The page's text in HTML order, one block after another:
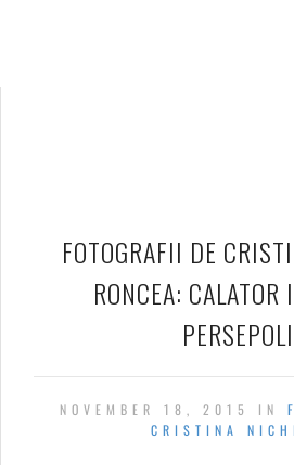
FOTOGRAFII DE
RONCEA: CALATOR
NOVEMBER 18, 2015 IN
CRISTINA